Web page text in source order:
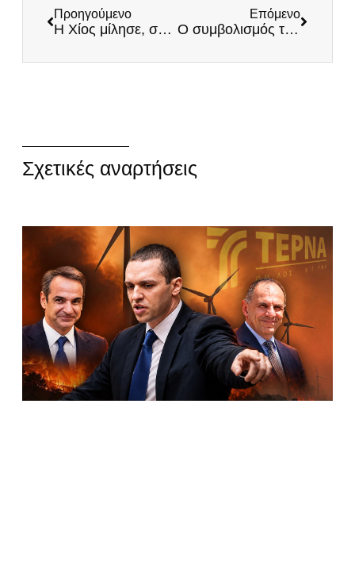
Προηγούμενο
Η Χίος μίλησε, σειρά έχει η Λέσβος – Οι Έλληνες αντιστέκονται
Επόμενο
Ο συμβολισμός της εορτής των Θεοφανείων
Σχετικές αναρτήσεις